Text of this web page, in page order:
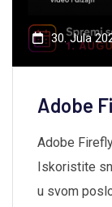
30. Jula
Adobe
Adobe
Iskoristite
u svom